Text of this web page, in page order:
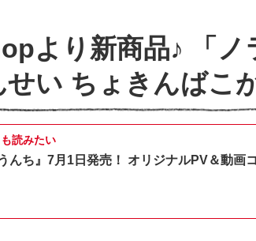
より新商品♪ 「ノ
い ちょきんばこ
読みたい
んち』7月1日発売！ オリジナルPV＆動画